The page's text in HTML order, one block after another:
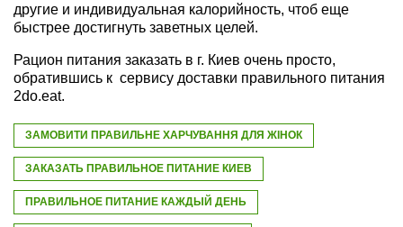
другие и индивидуальная калорийность, чтоб еще
быстрее достигнуть заветных целей.
Рацион питания заказать в г. Киев очень просто,
обратившись к сервису доставки правильного питания
2do.eat.
ЗАМОВИТИ ПРАВИЛЬНЕ ХАРЧУВАННЯ ДЛЯ ЖІНОК
ЗАКАЗАТЬ ПРАВИЛЬНОЕ ПИТАНИЕ КИЕВ
ПРАВИЛЬНОЕ ПИТАНИЕ КАЖДЫЙ ДЕНЬ